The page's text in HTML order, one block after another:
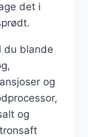
det i
du blande
og
og